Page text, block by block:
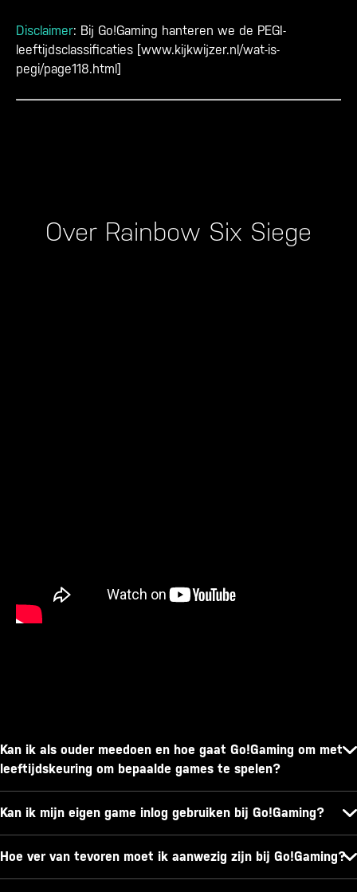
Disclaimer: Bij Go!Gaming hanteren we de PEGI-
leeftijdsclassificaties [www.kijkwijzer.nl/wat-is-
pegi/page118.html]
Over Rainbow Six Siege
Kan ik als ouder meedoen en hoe gaat Go!Gaming om met
leeftijdskeuring om bepaalde games te spelen?
Kan ik mijn eigen game inlog gebruiken bij Go!Gaming?
Hoe ver van tevoren moet ik aanwezig zijn bij Go!Gaming?